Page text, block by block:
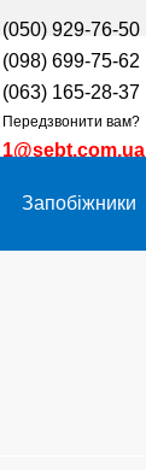
(050) 929-76-50
(098) 699-75-62
(063) 165-28-37
Передзвонити вам?
1@sebt.com.ua
Запобіжники